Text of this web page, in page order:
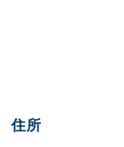
住所